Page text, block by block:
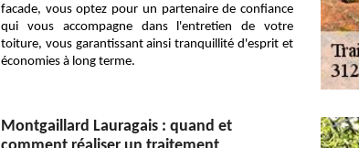
facade, vous optez pour un partenaire de confiance
qui vous accompagne dans l'entretien de votre
toiture, vous garantissant ainsi tranquillité d'esprit et
économies à long terme.
Montgaillard Lauragais : quand et